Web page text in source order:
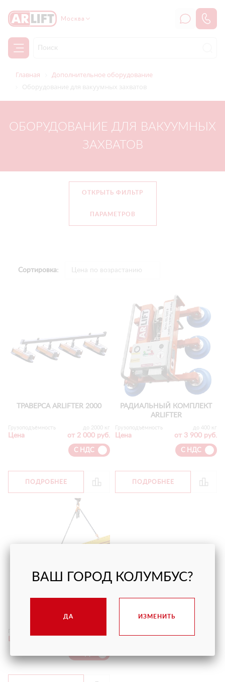
Москва
Главная
Дополнительное оборудование
Оборудование для вакуумных захватов
ОБОРУДОВАНИЕ ДЛЯ ВАКУУМНЫХ
ЗАХВАТОВ
ОТКРЫТЬ ФИЛЬТР
ПАРАМЕТРОВ
Сортировка:
ТРАВЕРСА ARLIFTER 2000
Грузоподъёмность до 2000 кг
Цена от 2 000 руб.
С НДС
ПОДРОБНЕЕ
РАДИАЛЬНЫЙ КОМПЛЕКТ
ARLIFTER
Грузоподъёмность до 400 кг
Цена от 3 900 руб.
С НДС
ПОДРОБНЕЕ
Цена
ВАШ ГОРОД КОЛУМБУС?
ДА ИЗМЕНИТЬ